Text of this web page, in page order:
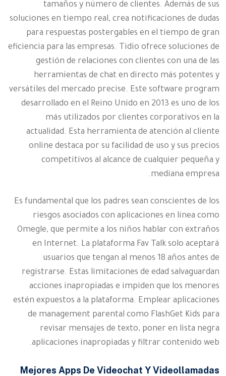
tamaños y número de clientes. Además de sus
soluciones en tiempo real, crea notificaciones de dudas
para respuestas postergables en el tiempo de gran
eficiencia para las empresas. Tidio ofrece soluciones de
gestión de relaciones con clientes con una de las
herramientas de chat en directo más potentes y
versátiles del mercado precise. Este software program
desarrollado en el Reino Unido en 2013 es uno de los
más utilizados por clientes corporativos en la
actualidad. Esta herramienta de atención al cliente
online destaca por su facilidad de uso y sus precios
competitivos al alcance de cualquier pequeña y
mediana empresa.
Es fundamental que los padres sean conscientes de los
riesgos asociados con aplicaciones en línea como
Omegle, que permite a los niños hablar con extraños
en Internet. La plataforma Fav Talk solo aceptará
usuarios que tengan al menos 18 años antes de
registrarse. Estas limitaciones de edad salvaguardan
acciones inapropiadas e impiden que los menores
estén expuestos a la plataforma. Emplear aplicaciones
de management parental como FlashGet Kids para
revisar mensajes de texto, poner en lista negra
aplicaciones inapropiadas y filtrar contenido web.
Mejores Apps De Videochat Y Videollamadas